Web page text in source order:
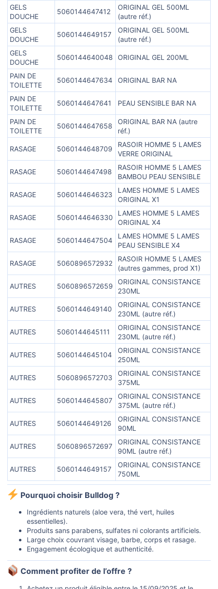
GELS
DOUCHE
5060144647412
ORIGINAL GEL 500ML
(autre réf.)
GELS
DOUCHE
5060144649157
ORIGINAL GEL 500ML
(autre réf.)
GELS
DOUCHE
5060144640048 ORIGINAL GEL 200ML
PAIN DE
TOILETTE
5060144647634 ORIGINAL BAR NA
PAIN DE
TOILETTE
5060144647641 PEAU SENSIBLE BAR NA
PAIN DE
TOILETTE
5060144647658
ORIGINAL BAR NA (autre
réf.)
RASAGE 5060144648709
RASOIR HOMME 5 LAMES
VERRE ORIGINAL
RASAGE 5060144647498
RASOIR HOMME 5 LAMES
BAMBOU PEAU SENSIBLE
RASAGE 5060144646323
LAMES HOMME 5 LAMES
ORIGINAL X1
RASAGE 5060144646330
LAMES HOMME 5 LAMES
ORIGINAL X4
RASAGE 5060144647504
LAMES HOMME 5 LAMES
PEAU SENSIBLE X4
RASAGE 5060896572932
RASOIR HOMME 5 LAMES
(autres gammes, prod X1)
AUTRES 5060896572659
ORIGINAL CONSISTANCE
230ML
AUTRES 5060144649140
ORIGINAL CONSISTANCE
230ML (autre réf.)
AUTRES 5060144645111
ORIGINAL CONSISTANCE
230ML (autre réf.)
AUTRES 5060144645104
ORIGINAL CONSISTANCE
250ML
AUTRES 5060896572703
ORIGINAL CONSISTANCE
375ML
AUTRES 5060144645807
ORIGINAL CONSISTANCE
375ML (autre réf.)
AUTRES 5060144649126
ORIGINAL CONSISTANCE
90ML
AUTRES 5060896572697
ORIGINAL CONSISTANCE
90ML (autre réf.)
AUTRES 5060144649157
ORIGINAL CONSISTANCE
750ML
Pourquoi choisir Bulldog ?​
Ingrédients naturels (aloe vera, thé vert, huiles
essentielles).
Produits sans parabens, sulfates ni colorants artificiels.
Large choix couvrant visage, barbe, corps et rasage.
Engagement écologique et authenticité.
Comment profiter de l’offre ?​